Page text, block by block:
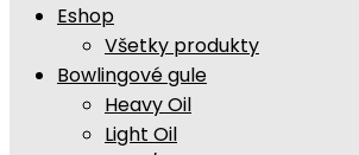
Eshop
Všetky produkty
Bowlingové gule
Heavy Oil
Light Oil